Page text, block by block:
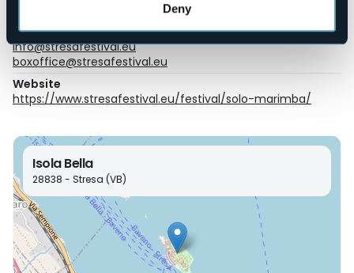
Deny
E-mail
info@stresafestival.eu
boxoffice@stresafestival.eu
Website
https://www.stresafestival.eu/festival/solo-marimba/
Isola Bella
28838 - Stresa (VB)